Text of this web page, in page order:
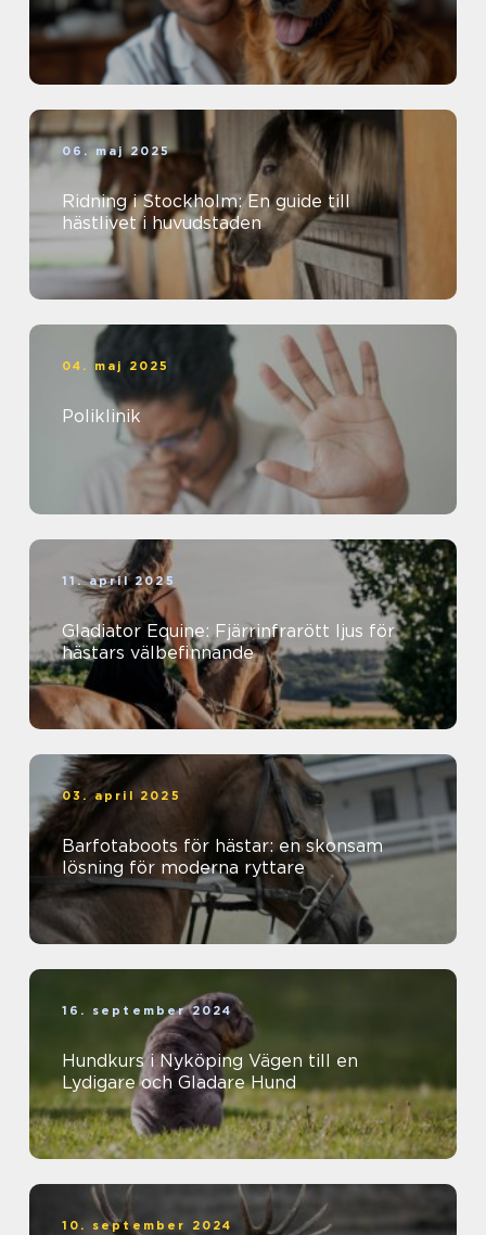
06. maj 2025
Ridning i Stockholm: En guide till
hästlivet i huvudstaden
04. maj 2025
Poliklinik
11. april 2025
Gladiator Equine: Fjärrinfrarött ljus för
hästars välbefinnande
03. april 2025
Barfotaboots för hästar: en skonsam
lösning för moderna ryttare
16. september 2024
Hundkurs i Nyköping Vägen till en
Lydigare och Gladare Hund
10. september 2024